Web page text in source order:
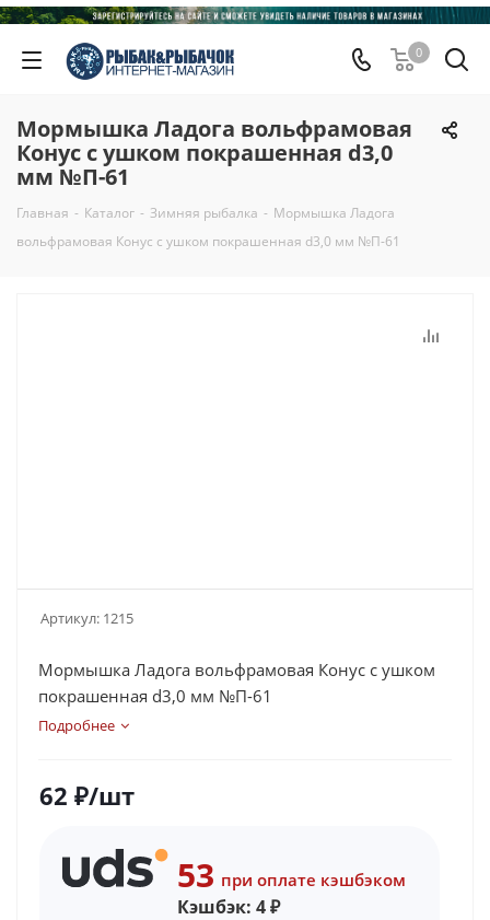
0
Мормышка Ладога вольфрамовая
Конус с ушком покрашенная d3,0
мм №П-61
Главная - Каталог - Зимняя рыбалка - Мормышка Ладога
вольфрамовая Конус с ушком покрашенная d3,0 мм №П-61
Артикул: 1215
Мормышка Ладога вольфрамовая Конус с ушком
покрашенная d3,0 мм №П-61
Подробнее
62 ₽/шт
53 при оплате кэшбэком
Кэшбэк: 4₽